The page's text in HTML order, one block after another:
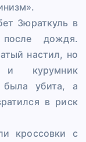
Зюраткуль в
после дождя.
настил, но
и курумник
была убита, а
в риск
кроссовки с